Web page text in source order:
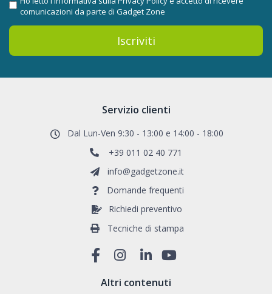
Iscriviti
comunicazioni da parte di Gadget Zone
Servizio clienti
Dal Lun-Ven 9:30 - 13:00 e 14:00 - 18:00
+39 011 02 40 771
info@gadgetzone.it
Domande frequenti
Richiedi preventivo
Tecniche di stampa
Altri contenuti